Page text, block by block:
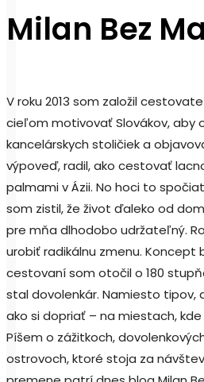
Milan Bez
V roku 2013 som založil
cieľom motivovať Slovákov, aby
kancelárskych stoličiek a
výpoveď, radil, ako cestovať
palmami v Ázii. No hoci to
som zistil, že život ďaleko od
pre mňa dlhodobo udržateľný.
urobiť radikálnu zmenu. Koncept
cestovaní som otočil o 180
stal dovolenkár. Namiesto tipov,
ako si dopriať – na miestach,
Píšem o zážitkoch,
ostrovoch, ktoré stoja za